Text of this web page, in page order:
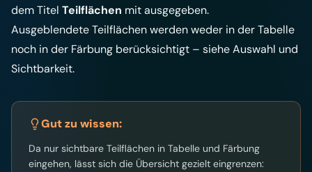
dem Titel Teilflächen mit ausgegeben.
Ausgeblendete Teilflächen werden weder in der Tabelle
noch in der Färbung berücksichtigt – sieheAuswahl und
Sichtbarkeit.
Gut zu wissen:
Da nur sichtbare Teilflächen in Tabelle und Färbung
eingehen, lässt sich die Übersicht gezielt eingrenzen: